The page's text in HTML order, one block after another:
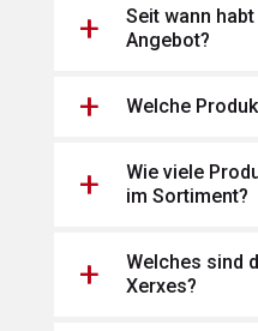
Seit wann
Angebot?
Welche
Wie viele
im Sortiment?
Welches sind
Xerxes?